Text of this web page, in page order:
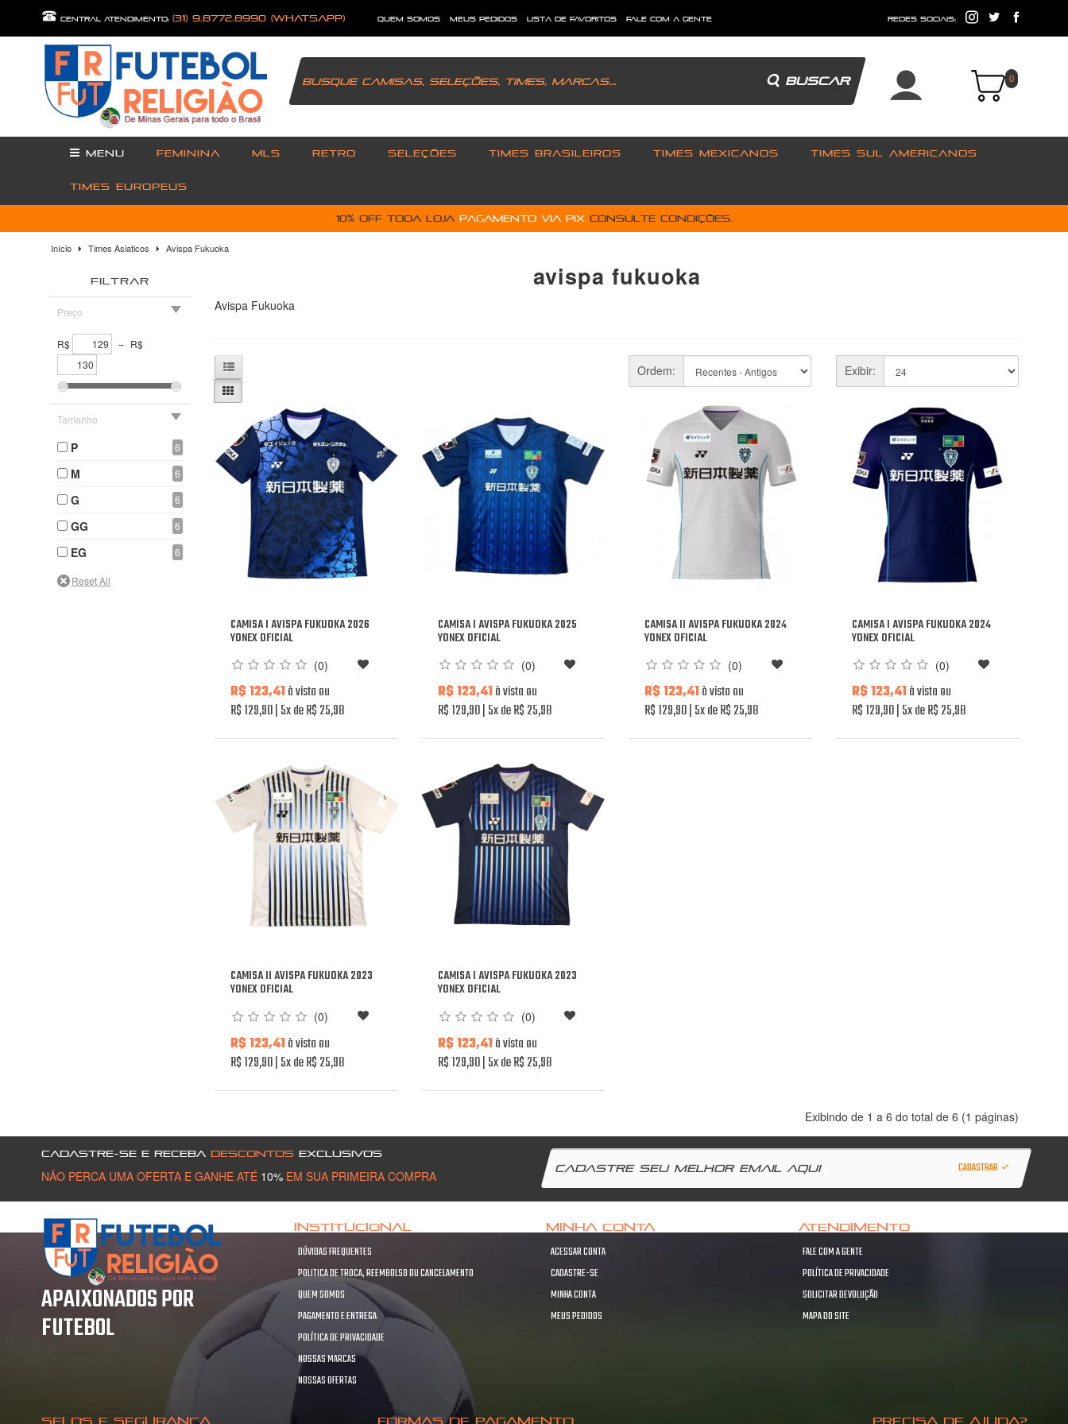
central atendimento: (31) 9.8772.8990 (Whatsapp) quem somos meus pedidos lista de favoritos fale com a gente redes sociais:
BUSCAR 0
MENU FEMININA MLS RETRO SELEÇÕES TIMES BRASILEIROS TIMES MEXICANOS TIMES SUL AMERICANOS
TIMES EUROPEUS
10% OFF toda loja pagamento via PIXConsulte condições.
Início Times Asiaticos Avispa Fukuoka
FILTRAR
Preço
R$ – R$
Tamanho
P 6
M 6
G 6
GG 6
EG 6
avispa fukuoka
Avispa Fukuoka
Ordem: Exibir:
CAMISA I AVISPA FUKUOKA 2026
YONEX OFICIAL
(0)
R$ 123,41à vista ou
R$ 129,90 5x de R$ 25,98
CAMISA I AVISPA FUKUOKA 2025
YONEX OFICIAL
(0)
R$ 123,41à vista ou
R$ 129,90 5x de R$ 25,98
CAMISA II AVISPA FUKUOKA 2024
YONEX OFICIAL
(0)
R$ 123,41à vista ou
R$ 129,90 5x de R$ 25,98
CAMISA I AVISPA FUKUOKA 2024
YONEX OFICIAL
(0)
R$ 123,41à vista ou
R$ 129,90 5x de R$ 25,98
CAMISA II AVISPA FUKUOKA 2023
YONEX OFICIAL
(0)
R$ 123,41à vista ou
R$ 129,90 5x de R$ 25,98
CAMISA I AVISPA FUKUOKA 2023
YONEX OFICIAL
(0)
R$ 123,41à vista ou
R$ 129,90 5x de R$ 25,98
Exibindo de 1 a 6 do total de 6 (1 páginas)
CADASTRE-SE E RECEBA DESCONTOS EXCLUSIVOS
NÃO PERCA UMA OFERTA E GANHE ATÉ 10% EM SUA PRIMEIRA COMPRA CADASTRAR
APAIXONADOS POR
FUTEBOL
INSTITUCIONAL
DÚVIDAS FREQUENTES
POLITICA DE TROCA, REEMBOLSO OU CANCELAMENTO
QUEM SOMOS
PAGAMENTO E ENTREGA
POLÍTICA DE PRIVACIDADE
NOSSAS MARCAS
NOSSAS OFERTAS
MINHA CONTA
ACESSAR CONTA
CADASTRE-SE
MINHA CONTA
MEUS PEDIDOS
ATENDIMENTO
FALE COM A GENTE
POLÍTICA DE PRIVACIDADE
SOLICITAR DEVOLUÇÃO
MAPA DO SITE
SELOS E SEGURANÇA FORMAS DE PAGAMENTO PRECISA DE AJUDA?